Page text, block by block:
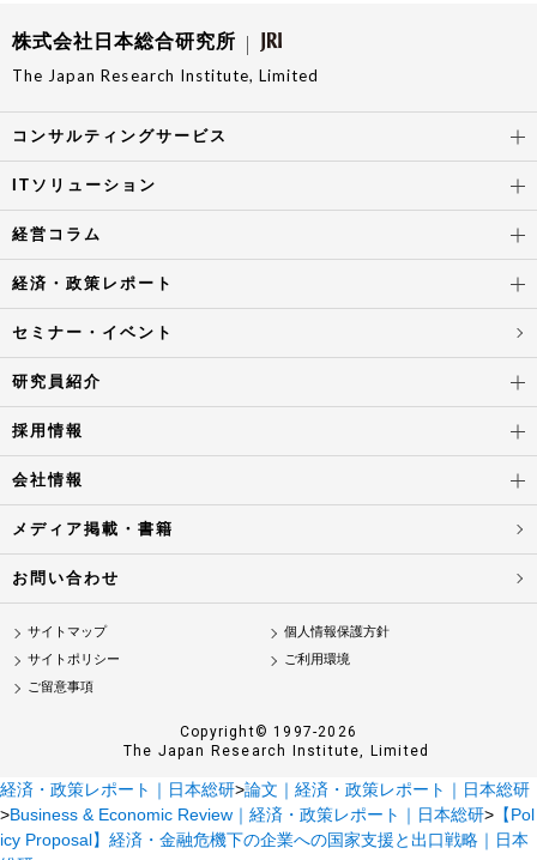
株式会社日本総合研究所
The Japan Research Institute, Limited
コンサルティングサービス
ITソリューション
経営コラム
経済・政策レポート
セミナー・イベント
研究員紹介
採用情報
会社情報
メディア掲載・書籍
お問い合わせ
サイトマップ
個人情報保護方針
サイトポリシー
ご利用環境
ご留意事項
Copyright© 1997-2026
The Japan Research Institute, Limited
経済・政策レポート｜日本総研>論文｜経済・政策レポート｜日本総研
>Business & Economic Review｜経済・政策レポート｜日本総研> 【Pol
icy Proposal】経済・金融危機下の企業への国家支援と出口戦略｜日本